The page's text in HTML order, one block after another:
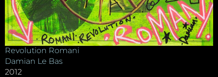
Revolution Romani
Damian Le Bas
2012